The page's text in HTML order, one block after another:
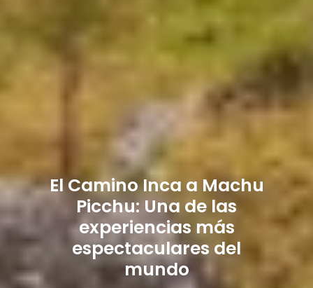
El Camino Inca a Machu
Picchu: Una de las
experiencias más
espectaculares del
mundo